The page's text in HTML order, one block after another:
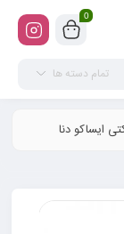
0
تمام دسته ها
ایساکو دنا